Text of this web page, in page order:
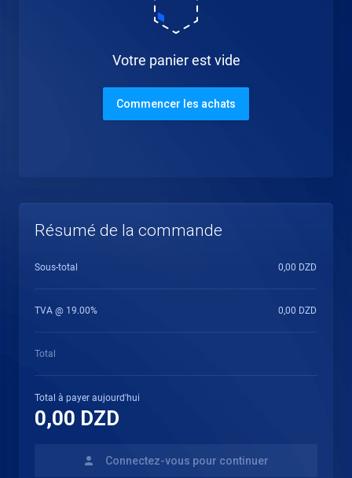
Votre panier est vide
Commencer les achats
Résumé de la commande
Sous-total 0,00 DZD
TVA @ 19.00% 0,00 DZD
Total
Total à payer aujourd'hui
0,00 DZD
Connectez-vous pour continuer